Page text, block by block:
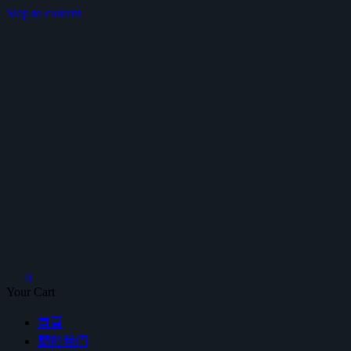
Skip to content
0
Your Cart
首頁
關於我們